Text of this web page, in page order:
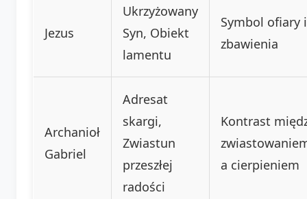
Jezus
Ukrzyżowany
Syn, Obiekt
lamentu
Symbol ofiary i
zbawienia
Archanioł
Gabriel
Adresat
skargi,
Zwiastun
przeszłej
radości
Kontrast
a cierpieniem